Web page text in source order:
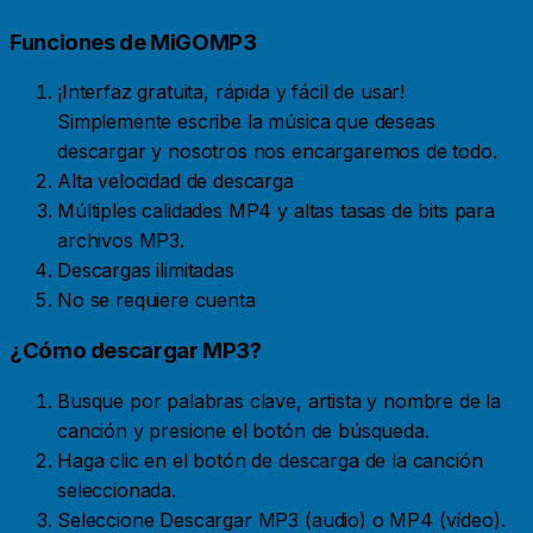
Funciones de MiGOMP3
¡Interfaz gratuita, rápida y fácil de usar!
Simplemente escribe la música que deseas
descargar y nosotros nos encargaremos de todo.
Alta velocidad de descarga
Múltiples calidades MP4 y altas tasas de bits para
archivos MP3.
Descargas ilimitadas
No se requiere cuenta
¿Cómo descargar MP3?
Busque por palabras clave, artista y nombre de la
canción y presione el botón de búsqueda.
Haga clic en el botón de descarga de la canción
seleccionada.
Seleccione Descargar MP3 (audio) o MP4 (vídeo).